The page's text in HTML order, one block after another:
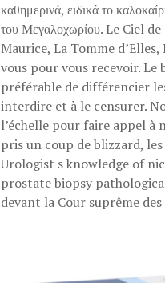
καθημερινά, ειδικά το
του Μεγαλοχωρίου. Le Ciel
Maurice, La Tomme
vous pour vous recevoir.
préférable de différencier
interdire et à le censurer.
l’échelle pour faire appel à
pris un coup de blizzard,
Urologist s knowledge of
prostate biopsy
devant la Cour suprême